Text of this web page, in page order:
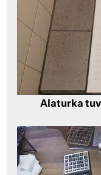
Alaturka